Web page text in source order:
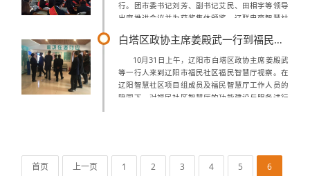
行。团市委书记刘芳、副书记艾民、田相宇等领导
出席推进会议并为获奖集体颁奖。辽联电商智慧社
会议是深入贯彻落实“全市青年文明...
白塔区政协主席姜殿武一行到福民智慧厅视察工作
10月31日上午，辽阳市白塔区政协主席姜殿武
等一行人来到辽阳市福民社区福民智慧厅视察。在
辽阳智慧社区项目组成员及福民智慧厅工作人员的
陪同下，对福民社区智慧厅的功能建设与服务进行
首页 上一页 1 2 3 4 5 6